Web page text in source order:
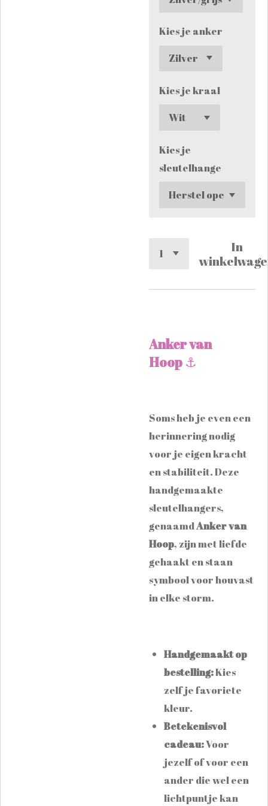
Kies je anker
Kies je kraal
Kies je
sleutelhange
In
Anker van
Hoop ⚓️
​Soms heb je even een
herinnering nodig
voor je eigen kracht
en stabiliteit. Deze
handgemaakte
sleutelhangers,
genaamdAnker van
Hoop, zijn met liefde
gehaakt en staan
symbool voor houvast
in elke storm.
Handgemaakt op
bestelling:Kies
zelf je favoriete
kleur.
Betekenisvol
cadeau:Voor
jezelf of voor een
ander die wel een
lichtpuntje kan